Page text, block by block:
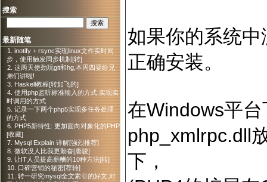
搜索
最新随笔
1. inotify + rsync实现linux文件实时同
步，使用触发同步机制[转]
2. 这两天使劲玩git和hg,本周四要给兄
弟们讲啦!
3. Haskell教程[转如飞的]
4. 使用php监听标准输入的方式,实现实
时调用的方式
5. 记录一下两个php5实现多任务处理
的方式
6. PHP5新特性: 更加面向对象化的PHP
[收藏]
7. Mysql Explain 详解[强烈推荐]
8. 微软没人比我更勤奋[唐骏]
9. 让IT人员提高薪酬的10种方法[转]
10. 口碑营销的秘密[荐转]
11. 转一研究mysql全文索引的好文,对
如果你的系统
正确安装。
在Windows平
php_xmlrpc.dll
下，